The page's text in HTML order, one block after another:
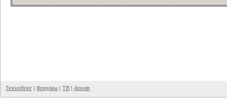
Техноблог | Форумы | ТВ | Архив